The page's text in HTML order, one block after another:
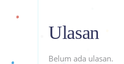
Ulasan
Belum ada ulasan.